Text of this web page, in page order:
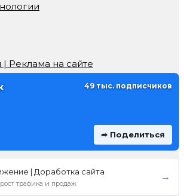
Реклама на сайте
49 тыс. подписчиков
➦ Поделиться
| Доработка сайта
трафика и продаж
→